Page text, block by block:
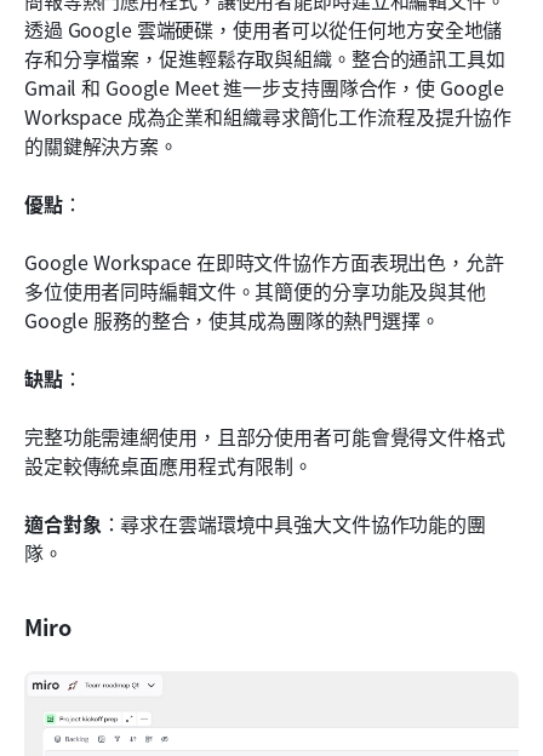
透過 Google 雲端硬碟，使用者可以從任何地方安全地儲
存和分享檔案，促進輕鬆存取與組織。整合的通訊工具如
Gmail 和 Google Meet 進一步支持團隊合作，使 Google
Workspace 成為企業和組織尋求簡化工作流程及提升協作
的關鍵解決方案。
優點：
Google Workspace 在即時文件協作方面表現出色，允許
多位使用者同時編輯文件。其簡便的分享功能及與其他
Google 服務的整合，使其成為團隊的熱門選擇。
缺點：
完整功能需連網使用，且部分使用者可能會覺得文件格式
設定較傳統桌面應用程式有限制。
適合對象 ：尋求在雲端環境中具強大文件協作功能的團
隊。
Miro